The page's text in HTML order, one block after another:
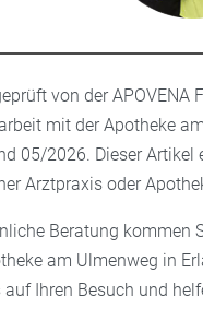
von der APOVENA
mit der Apotheke
05/2026. Dieser Artikel
Arztpraxis oder
Beratung kommen
am Ulmenweg in
Ihren Besuch und